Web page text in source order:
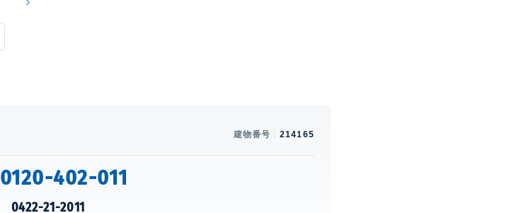
建物番号 214165
0120-402-011
0422-21-2011